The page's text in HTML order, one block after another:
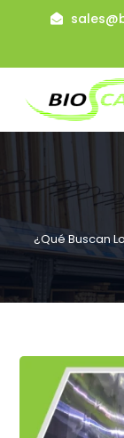
¿Qué Buscan